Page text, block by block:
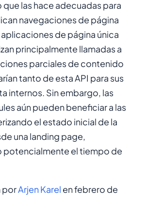
las hace adecuadas para
navegaciones de página
de página única
principalmente llamadas a
parciales de contenido
tanto de esta API para sus
internos. Sin embargo, las
aún pueden beneficiar a las
el estado inicial de la
una landing page,
potencialmente el tiempo de
porArjen Karel en febrero de